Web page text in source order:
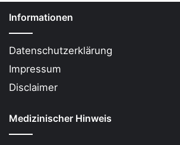
Informationen
Datenschutzerklärung
Impressum
Disclaimer
Medizinischer Hinweis